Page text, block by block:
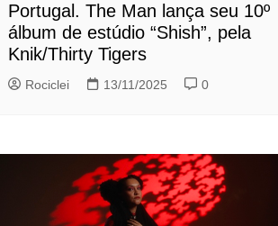
Portugal. The Man lança seu 10º
álbum de estúdio “Shish”, pela
Knik/Thirty Tigers
Rociclei 13/11/2025 0